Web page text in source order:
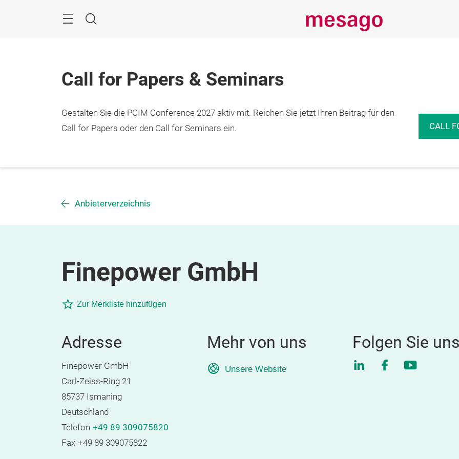
Suche
Call for Papers & Seminars
Gestalten Sie die PCIM Conference 2027 aktiv mit. Reichen Sie jetzt Ihren Beitrag für den
Call for Papers oder den Call for Seminars ein.
CALL
Anbieterverzeichnis
Finepower GmbH
Zur Merkliste hinzufügen
Adresse
Finepower GmbH
Carl-Zeiss-Ring 21
85737 Ismaning
Deutschland
Telefon +49 89 309075820
Fax +49 89 309075822
Mehr von uns
Unsere Website
Folgen Sie
LinkedInFacebook
YouTube